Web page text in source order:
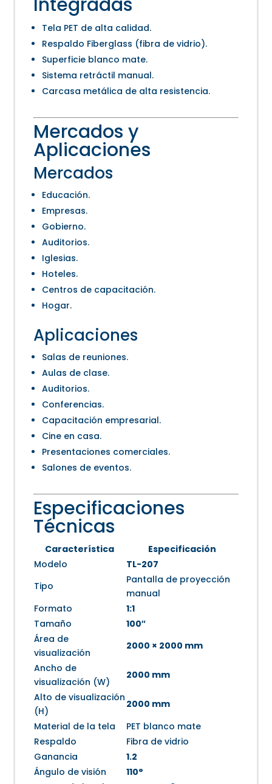
Tela PET de alta calidad.
Respaldo Fiberglass (fibra de vidrio).
Superficie blanco mate.
Sistema retráctil manual.
Carcasa metálica de alta resistencia.
Mercados y
Aplicaciones
Mercados
Educación.
Empresas.
Gobierno.
Auditorios.
Iglesias.
Hoteles.
Centros de capacitación.
Hogar.
Aplicaciones
Salas de reuniones.
Aulas de clase.
Auditorios.
Conferencias.
Capacitación empresarial.
Cine en casa.
Presentaciones comerciales.
Salones de eventos.
Especificaciones
Técnicas
Característica
Especificación
Modelo
TL-207
Tipo
Pantalla de proyección
manual
Formato
1:1
Tamaño
100″
Área de
visualización
2000 × 2000 mm
Ancho de
visualización (W)
2000 mm
Alto de visualización
(H)
2000 mm
Material de la tela
PET blanco mate
Respaldo
Fibra de vidrio
Ganancia
1.2
Ángulo de visión
110°